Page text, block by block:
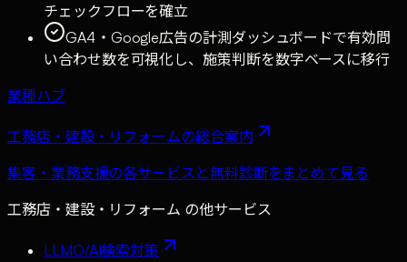
チェックフローを確立
GA4・Google広告の計測ダッシュボードで有効問
い合わせ数を可視化し、施策判断を数字ベースに移行
業種ハブ
工務店・建設・リフォームの総合案内
集客・業務支援の各サービスと無料診断をまとめて見る
工務店・建設・リフォーム の他サービス
LLMO/AI検索対策